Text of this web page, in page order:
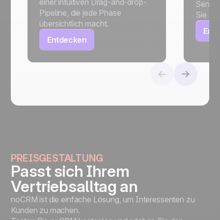
Pipeline, die jede Phase
übersichtlich macht.
Entdecken
Sie E-
PREISGESTALTUNG
Passt sich Ihrem
Vertriebsalltag an
noCRM ist die einfache Lösung, um Interessenten zu
Kunden zu machen.